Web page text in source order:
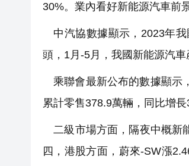
30%。業內看好新能源汽車前
中汽協數據顯示，2023年我
頭，1月-5月，我國新能源汽
乘聯會最新公布的數據顯示
累計零售378.9萬輛，同比增長
二級市場方面，隔夜中概新
四，港股方面，蔚來-SW漲